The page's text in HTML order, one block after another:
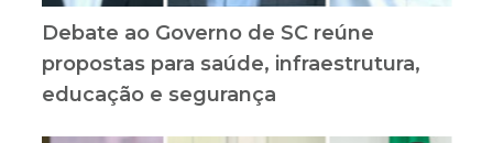
Debate ao Governo de SC reúne
propostas para saúde, infraestrutura,
educação e segurança